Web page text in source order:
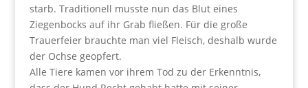
starb. Traditionell musste nun das Blut eines
Ziegenbocks auf ihr Grab fließen. Für die große
Trauerfeier brauchte man viel Fleisch, deshalb wurde
der Ochse geopfert.
Alle Tiere kamen vor ihrem Tod zu der Erkenntnis,